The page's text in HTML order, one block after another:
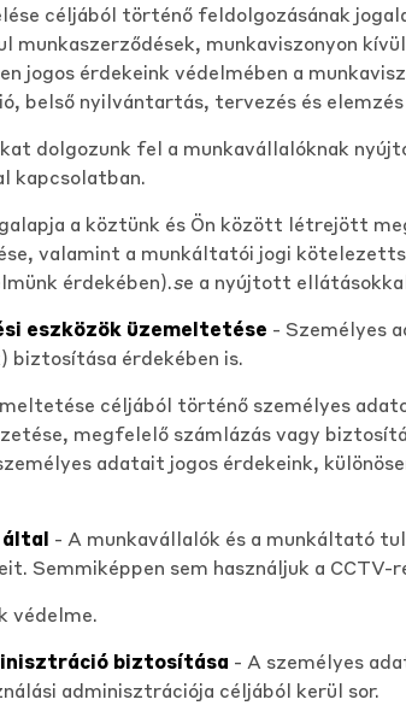
céljából történő feldolgozásának
munkaviszonyon
jogos érdekeink védelmében a
belső nyilvántartás, tervezés és
dolgozunk fel a munkavállalóknak
kapcsolatban.
a köztünk és Ön között létrejött
valamint a munkáltatói jogi
érdekében).se a nyújtott
eszközök üzemeltetése - Személyes
biztosítása érdekében is.
céljából történő személyes
megfelelő számlázás vagy
adatait jogos érdekeink,
által - A munkavállalók és a munkáltató
Semmiképpen sem használjuk a CCTV-
védelme.
biztosítása - A személyes
adminisztrációja céljából kerül sor.